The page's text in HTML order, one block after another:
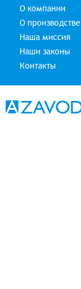
О компании
О производстве
Наша миссия
Наши законы
Контакты